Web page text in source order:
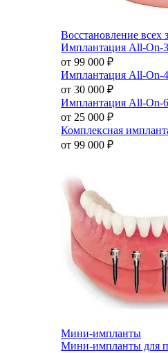
Восстановление всех
Имплантация All-On-3
от 99 000 ₽
Имплантация All-On-
от 30 000 ₽
Имплантация All-On-
от 25 000 ₽
Комплексная
от 99 000 ₽
Мини-импланты
Мини-импланты для